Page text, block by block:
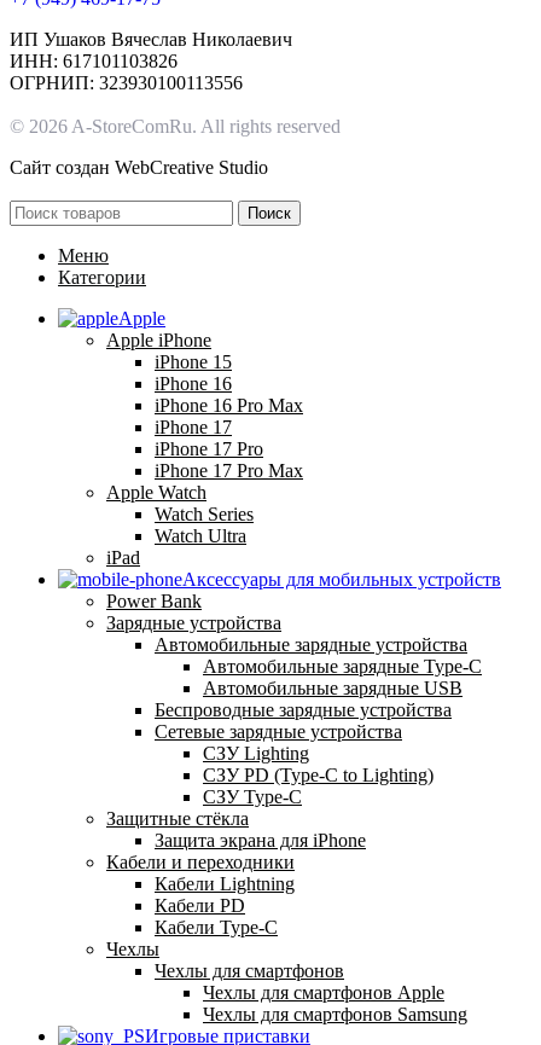
ИП Ушаков Вячеслав Николаевич
ИНН: 617101103826
ОГРНИП: 323930100113556
© 2026 A-StoreComRu. All rights reserved
Сайт создан WebCreative Studio
Поиск
Меню
Категории
Apple
Apple iPhone
iPhone 15
iPhone 16
iPhone 16 Pro Max
iPhone 17
iPhone 17 Pro
iPhone 17 Pro Max
Apple Watch
Watch Series
Watch Ultra
iPad
Аксессуары для мобильных устройств
Power Bank
Зарядные устройства
Автомобильные зарядные устройства
Автомобильные зарядные Type-C
Автомобильные зарядные USB
Беспроводные зарядные устройства
Сетевые зарядные устройства
СЗУ Lighting
СЗУ PD (Type-C to Lighting)
СЗУ Type-C
Защитные стёкла
Защита экрана для iPhone
Кабели и переходники
Кабели Lightning
Кабели PD
Кабели Type-C
Чехлы
Чехлы для смартфонов
Чехлы для смартфонов Apple
Чехлы для смартфонов Samsung
Игровые приставки